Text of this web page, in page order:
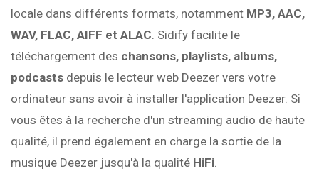
locale dans différents formats, notamment MP3, AAC,
WAV, FLAC, AIFF et ALAC . Sidify facilite le
téléchargement des chansons, playlists, albums,
podcasts depuis le lecteur web Deezer vers votre
ordinateur sans avoir à installer l'application Deezer. Si
vous êtes à la recherche d'un streaming audio de haute
qualité, il prend également en charge la sortie de la
musique Deezer jusqu'à la qualité HiFi